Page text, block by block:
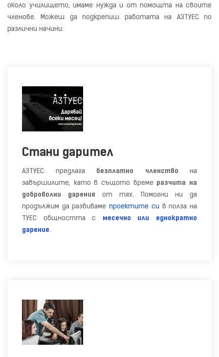
около училището, имаме нужда и от помощта на своите
членове. Можеш да подкрепиш работата на АЗТУЕС по
различни начини:
Стани дарител
АЗТУЕС предлага безплатно членство на
завършилите, като в същото време разчита на
доброволни дарения от тях. Помогни ни да
продължим да развивамепроектите си в полза на
ТУЕС общността с месечно или еднократно
дарение.